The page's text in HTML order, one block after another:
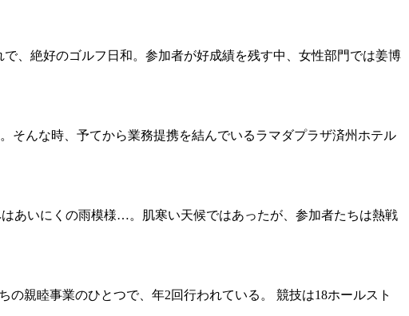
、絶好のゴルフ日和。参加者が好成績を残す中、女性部門では姜博
そんな時、予てから業務提携を結んでいるラマダプラザ済州ホテル
あいにくの雨模様…。肌寒い天候ではあったが、参加者たちは熱戦
親睦事業のひとつで、年2回行われている。 競技は18ホールスト